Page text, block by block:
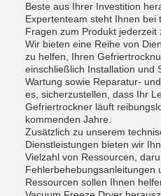
Beste aus Ihrer Investition
Expertenteam steht Ihnen
Fragen zum Produkt jederzeit
Wir bieten eine Reihe von
zu helfen, Ihren
einschließlich Installation und
Wartung sowie Reparatur-
es, sicherzustellen, dass Ihr
Gefriertrockner läuft
kommenden Jahre.
Zusätzlich zu unserem
Dienstleistungen bieten wir
Vielzahl von Ressourcen,
Fehlerbehebungsanleitungen
Ressourcen sollen Ihnen